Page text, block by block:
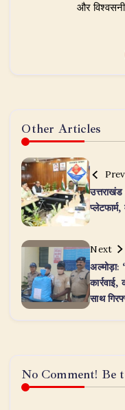
और
Other Articles
Next
अल्मोड़ा:
साथ
No Comment! Be